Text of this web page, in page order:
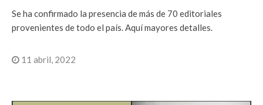
Se ha confirmado la presencia de más de 70 editoriales
provenientes de todo el país. Aquí mayores detalles.
11 abril, 2022